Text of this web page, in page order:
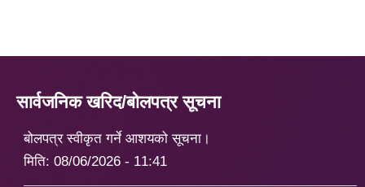
सार्वजनिक खरिद/बोलपत्र सूचना
बोलपत्र स्वीकृत गर्ने आशयको सूचना।
मिति: 08/06/2026 - 11:41